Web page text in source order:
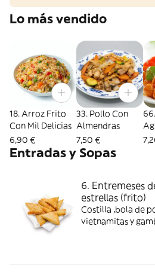
Lo más vendido
18. Arroz Frito
Con Mil Delicias
6,90 €
33. Pollo Con
Almendras
7,50 €
Entradas y Sopas
6. Entremeses
estrellas (frito)
Costilla ,bola de
vietnamitas y